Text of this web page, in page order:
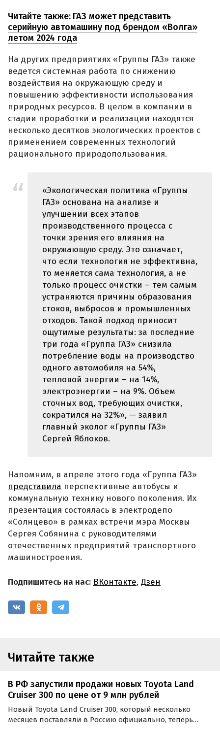
Читайте также: ГАЗ может представить
серийную автомашину под брендом «Волга»
летом 2024 года
На других предприятиях «Группы ГАЗ» также
ведется системная работа по снижению
воздействия на окружающую среду и
повышению эффективности использования
природных ресурсов. В целом в компании в
стадии проработки и реализации находятся
несколько десятков экологических проектов с
применением современных технологий
рационального природопользования.
«Экологическая политика «Группы
ГАЗ» основана на анализе и
улучшении всех этапов
производственного процесса с
точки зрения его влияния на
окружающую среду. Это означает,
что если технология не эффективна,
то меняется сама технология, а не
только процесс очистки – тем самым
устраняются причины образования
стоков, выбросов и промышленных
отходов. Такой подход приносит
ощутимые результаты: за последние
три года «Группа ГАЗ» снизила
потребление воды на производство
одного автомобиля на 54%,
тепловой энергии – на 14%,
электроэнергии – на 9%. Объем
сточных вод, требующих очистки,
сократился на 32%», — заявил
главный эколог «Группы ГАЗ»
Сергей Яблоков.
Напомним, в апреле этого года «Группа ГАЗ»
представила перспективные автобусы и
коммунальную технику нового поколения. Их
презентация состоялась в электродепо
«Солнцево» в рамках встречи мэра Москвы
Сергея Собянина с руководителями
отечественных предприятий транспортного
машиностроения.
Подпишитесь на нас: ВКонтакте, Дзен
Читайте также
В РФ запустили продажи новых Toyota Land
Cruiser 300 по цене от 9 млн рублей
Новый Toyota Land Cruiser 300, который несколько
месяцев поставляли в Россию официально, теперь